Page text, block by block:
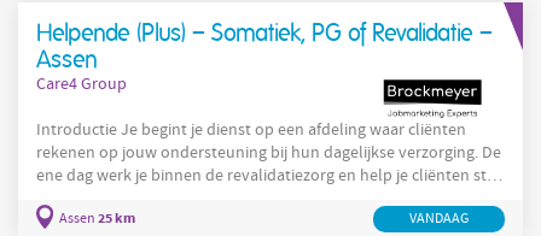
verstrekken en observeren hoe het met cliënten gaat. Met jouw
aandacht,
Helpende (Plus) – Somatiek, PG of Revalidatie –
Assen
Care4 Group
Introductie Je begint je dienst op een afdeling waar cliënten
rekenen op jouw ondersteuning bij hun dagelijkse verzorging. De
ene dag werk je binnen de revalidatiezorg en help je cliënten stap
bied je structuur en persoonlijke aandacht aan bewoners met
Assen 25 km VANDAAG